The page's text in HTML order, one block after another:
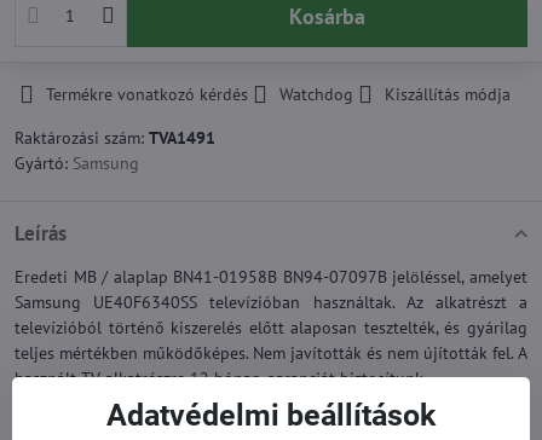
Kosárba
Termékre vonatkozó kérdés Watchdog
Kiszállítás módja
Raktározási szám: TVA1491
Gyártó: Samsung
Leírás
Eredeti MB / alaplap BN41-01958B BN94-07097B jelöléssel, amelyet
Samsung UE40F6340SS televízióban használtak. Az alkatrészt a
televízióból történő kiszerelés előtt alaposan tesztelték, és gyárilag
teljes mértékben működőképes. Nem javították és nem újították fel. A
használt TV alkatrészre 12 hónap garanciát biztosítunk.
Továbbiak a kategóriából
Adatvédelmi beállítások